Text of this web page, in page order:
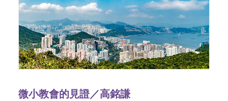
微小教會的見證／高銘謙